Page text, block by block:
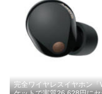
完全ワイヤレスイヤホン